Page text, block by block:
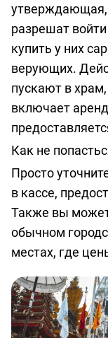
утверждающая,
разрешат
купить у них
верующих.
пускают в
включает
Как не
Просто
в кассе,
Также вы
обычном
местах, где